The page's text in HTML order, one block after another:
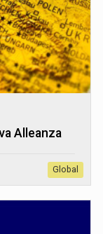
Alleanza
Global